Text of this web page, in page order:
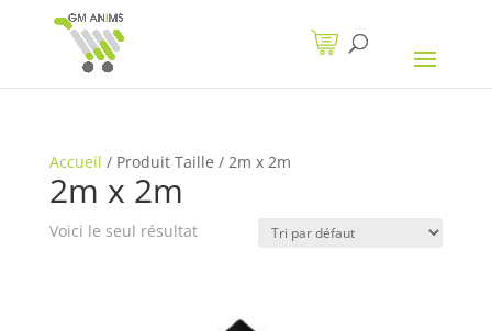
Accueil / Produit Taille / 2m x 2m
2m x 2m
Voici le seul résultat